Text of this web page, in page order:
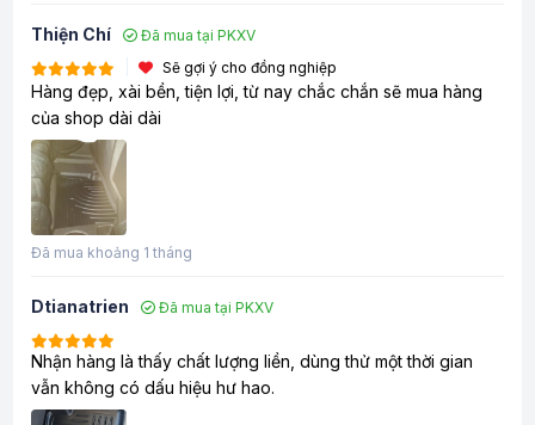
Thiện Chí
Đã mua tại PKXV
Sẽ gợi ý cho đồng nghiệp
Hàng đẹp, xài bền, tiện lợi, từ nay chắc chắn sẽ mua hàng
của shop dài dài
Đã mua khoảng 1 tháng
Dtianatrien Đã mua tại PKXV
Nhận hàng là thấy chất lượng liền, dùng thử một thời gian
vẫn không có dấu hiệu hư hao.